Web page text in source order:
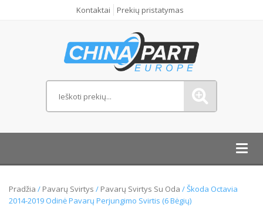
Kontaktai Prekių pristatymas
Pradžia / Pavarų Svirtys / Pavarų Svirtys Su Oda / Škoda Octavia
2014-2019 Odinė Pavarų Perjungimo Svirtis (6 Bėgių)